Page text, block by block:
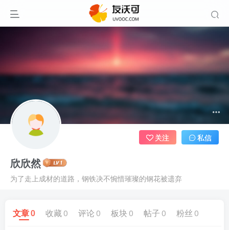
欣欣然
为了走上成材的道路，钢铁决不惋惜璀璨的钢花被遗弃
关注 私信
文章0 收藏 0 评论 0 板块 0 帖子 0 粉丝 0